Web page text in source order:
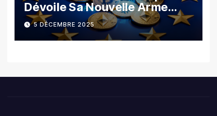
Dévoile Sa Nouvelle Arme
Contre La Fraude Fiscale
Crypto
5 DÉCEMBRE 2025